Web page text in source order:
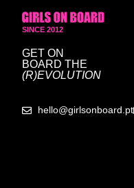
SINCE 2012
GET ON
BOARD THE
(R)EVOLUTION
hello@girlsonboard.pt